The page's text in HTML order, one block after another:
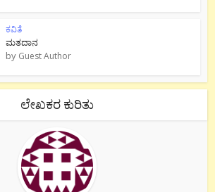
ಕವಿತೆ
ಮತದಾನ
by Guest Author
ಲೇಖಕರ ಕುರಿತು